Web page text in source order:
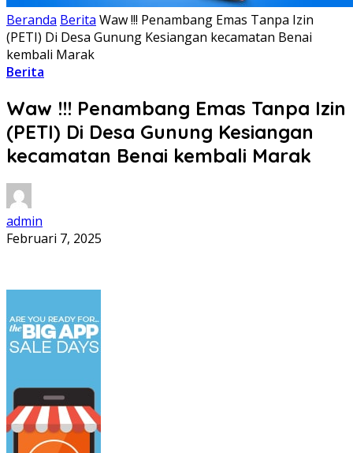
Beranda Berita Waw !!! Penambang Emas Tanpa Izin
(PETI) Di Desa Gunung Kesiangan kecamatan Benai
kembali Marak
Berita
Waw !!! Penambang Emas Tanpa Izin
(PETI) Di Desa Gunung Kesiangan
kecamatan Benai kembali Marak
admin
Februari 7, 2025